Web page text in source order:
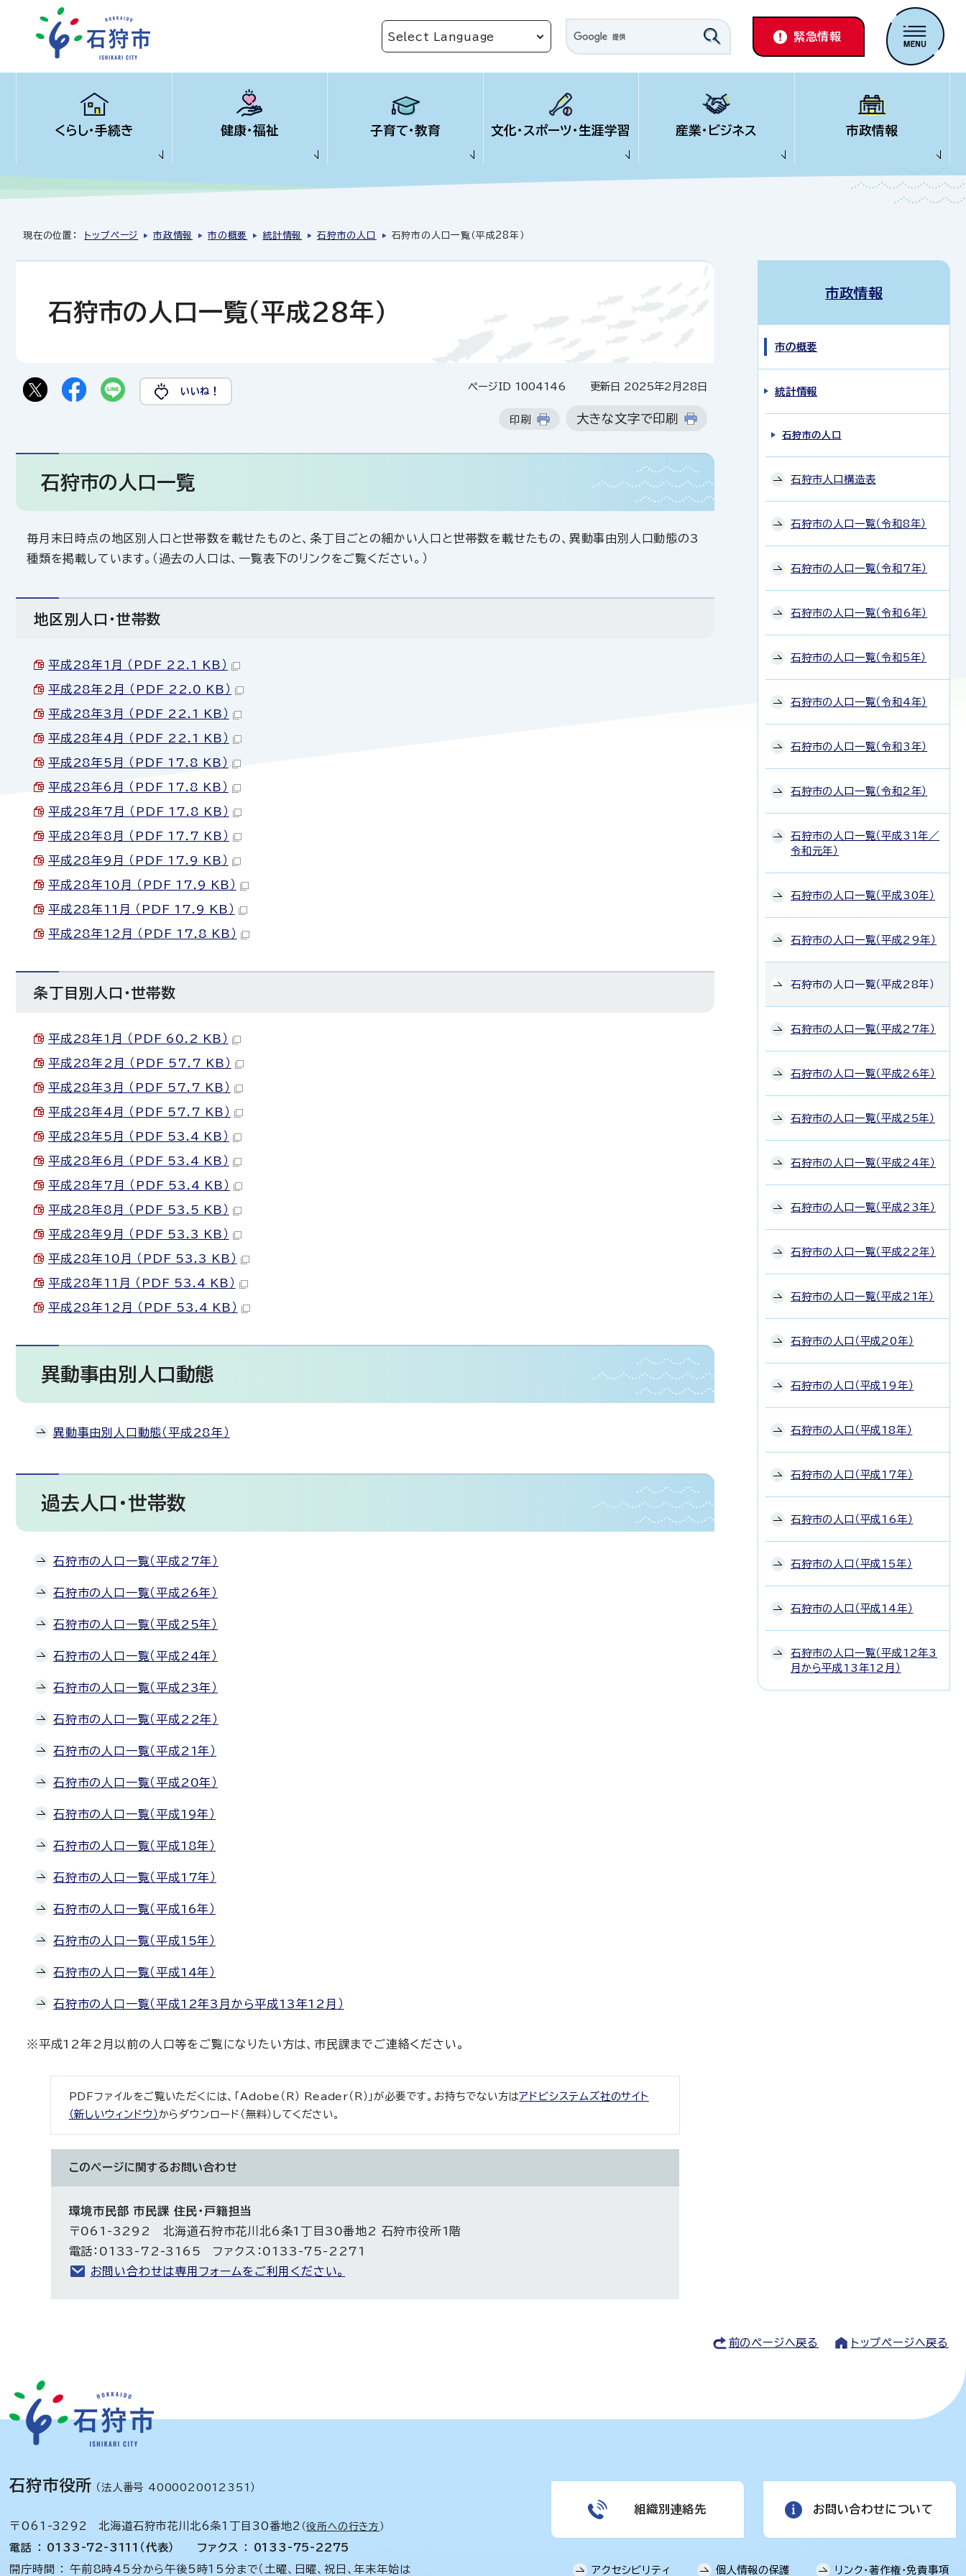
緊急情報
くらし・手続き 健康・福祉 子育て・教育 文化・スポーツ・生涯学習 産業・ビジネス 市政情報
現在の位置： トップページ 市政情報 市の概要 統計情報 石狩市の人口 石狩市の人口一覧（平成28年）
石狩市の人口一覧（平成28年）
いいね！ ページID 1004146 更新日 2025年2月28日
印刷 大きな文字で印刷
石狩市の人口一覧
毎月末日時点の地区別人口と世帯数を載せたものと、条丁目ごとの細かい人口と世帯数を載せたもの、異動事由別人口動態の3
種類を掲載しています。（過去の人口は、一覧表下のリンクをご覧ください。）
地区別人口・世帯数
平成28年1月 （PDF 22.1 KB）
平成28年2月 （PDF 22.0 KB）
平成28年3月 （PDF 22.1 KB）
平成28年4月 （PDF 22.1 KB）
平成28年5月 （PDF 17.8 KB）
平成28年6月 （PDF 17.8 KB）
平成28年7月 （PDF 17.8 KB）
平成28年8月 （PDF 17.7 KB）
平成28年9月 （PDF 17.9 KB）
平成28年10月 （PDF 17.9 KB）
平成28年11月 （PDF 17.9 KB）
平成28年12月 （PDF 17.8 KB）
条丁目別人口・世帯数
平成28年1月 （PDF 60.2 KB）
平成28年2月 （PDF 57.7 KB）
平成28年3月 （PDF 57.7 KB）
平成28年4月 （PDF 57.7 KB）
平成28年5月 （PDF 53.4 KB）
平成28年6月 （PDF 53.4 KB）
平成28年7月 （PDF 53.4 KB）
平成28年8月 （PDF 53.5 KB）
平成28年9月 （PDF 53.3 KB）
平成28年10月 （PDF 53.3 KB）
平成28年11月 （PDF 53.4 KB）
平成28年12月 （PDF 53.4 KB）
異動事由別人口動態
異動事由別人口動態（平成28年）
過去人口・世帯数
石狩市の人口一覧（平成27年）
石狩市の人口一覧（平成26年）
石狩市の人口一覧（平成25年）
石狩市の人口一覧（平成24年）
石狩市の人口一覧（平成23年）
石狩市の人口一覧（平成22年）
石狩市の人口一覧（平成21年）
石狩市の人口一覧（平成20年）
石狩市の人口一覧（平成19年）
石狩市の人口一覧（平成18年）
石狩市の人口一覧（平成17年）
石狩市の人口一覧（平成16年）
石狩市の人口一覧（平成15年）
石狩市の人口一覧（平成14年）
石狩市の人口一覧（平成12年3月から平成13年12月）
※平成12年2月以前の人口等をご覧になりたい方は、市民課までご連絡ください。
PDFファイルをご覧いただくには、「Adobe（R） Reader（R）」が必要です。お持ちでない方はアドビシステムズ社のサイト
（新しいウィンドウ）からダウンロード（無料）してください。
このページに関する お問い合わせ
環境市民部 市民課 住民・戸籍担当
〒061-3292 北海道石狩市花川北6条1丁目30番地2 石狩市役所1階
電話：0133-72-3165 ファクス：0133-75-2271
お問い合わせは専用フォームをご利用ください。
市政情報
市の概要
統計情報
石狩市の人口
石狩市人口構造表
石狩市の人口一覧（令和8年）
石狩市の人口一覧（令和7年）
石狩市の人口一覧（令和6年）
石狩市の人口一覧（令和5年）
石狩市の人口一覧（令和4年）
石狩市の人口一覧（令和3年）
石狩市の人口一覧（令和2年）
石狩市の人口一覧（平成31年／
令和元年）
石狩市の人口一覧（平成30年）
石狩市の人口一覧（平成29年）
石狩市の人口一覧（平成28年）
石狩市の人口一覧（平成27年）
石狩市の人口一覧（平成26年）
石狩市の人口一覧（平成25年）
石狩市の人口一覧（平成24年）
石狩市の人口一覧（平成23年）
石狩市の人口一覧（平成22年）
石狩市の人口一覧（平成21年）
石狩市の人口（平成20年）
石狩市の人口（平成19年）
石狩市の人口（平成18年）
石狩市の人口（平成17年）
石狩市の人口（平成16年）
石狩市の人口（平成15年）
石狩市の人口（平成14年）
石狩市の人口一覧（平成12年3
月から平成13年12月）
前のページへ戻る トップページへ戻る
石狩市役所 （法人番号 4000020012351）
〒061-3292 北海道石狩市花川北6条1丁目30番地2 （役所への行き方 ）
電話 ： 0133-72-3111（代表）
ファクス ： 0133-75-2275
開庁時間 ： 午前8時45分から午後5時15分まで（土曜、日曜、祝日、年末年始は
組織別連絡先 お問い合わせについて
アクセシビリティ 個人情報の保護 リンク・著作権・免責事項